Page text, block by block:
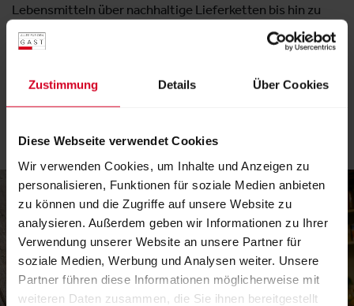
Zustimmung Details Über Cookies
Diese Webseite verwendet Cookies
Wir verwenden Cookies, um Inhalte und Anzeigen zu
personalisieren, Funktionen für soziale Medien anbieten
zu können und die Zugriffe auf unsere Website zu
analysieren. Außerdem geben wir Informationen zu Ihrer
Verwendung unserer Website an unsere Partner für
soziale Medien, Werbung und Analysen weiter. Unsere
Partner führen diese Informationen möglicherweise mit
weiteren Daten zusammen, die Sie ihnen bereitgestellt
Lebensmitteln über nachhaltige Lieferketten bis hin zu
innovativen Lösungen für Betriebe.
nachhaltige Konzepte und praxisnahe Lösungen für eine
verantwortungsvolle Gastronomie.